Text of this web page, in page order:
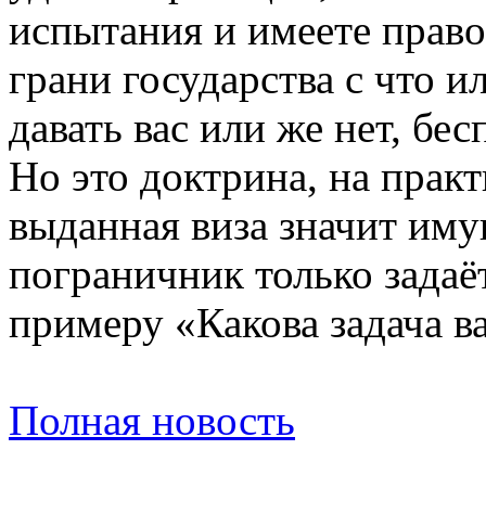
испытания и имеете
грани государства с что
давать вас или же нет,
Но это доктрина, на
выданная виза значит
пограничник только
примеру «Какова задача
Полная новость